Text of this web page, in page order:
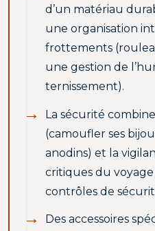
d’un matériau
une organisation
frottements
une gestion de
ternissement).
La sécurité
(camoufler ses
anodins) et la
critiques du
contrôles de
Des accessoires